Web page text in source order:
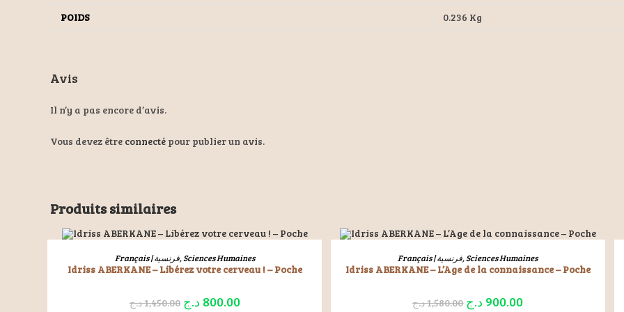
POIDS
0.236 Kg
Avis
Il n’y a pas encore d’avis.
Vous devez être connecté pour publier un avis.
Produits similaires
LIRE LA SUITE
Français | فرنسية,Sciences Humaines
Idriss ABERKANE – Libérez votre cerveau ! – Poche
1,450.00د.ج 800.00 د.ج
LIRE LA SUITE
Français | فرنسية,Sciences Humaines
Idriss ABERKANE – L’Age de la connaissance – Poche
1,580.00د.ج 900.00 د.ج
Zeralda, Alger
contact@livresetlis.net
Ma Liste de Souhaits
Mes Téléchargements
Politique de Livraison
Contact